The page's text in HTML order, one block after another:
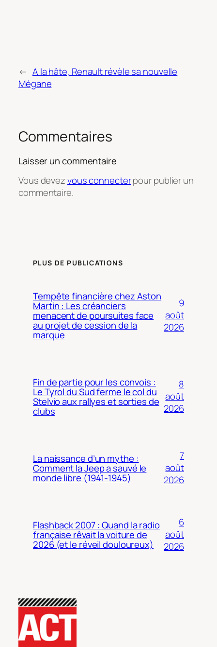
← A la hâte, Renault révèle sa nouvelle
Mégane
Commentaires
Laisser un commentaire
Vous devezvous connecterpour publier un
commentaire.
PLUS DE PUBLICATIONS
Tempête financière chez Aston
Martin : Les créanciers
menacent de poursuites face
au projet de cession de la
marque
9
août
2026
Fin de partie pour les convois :
Le Tyrol du Sud ferme le col du
Stelvio aux rallyes et sorties de
clubs
8
août
2026
La naissance d’un mythe :
Comment la Jeep a sauvé le
monde libre (1941-1945)
7
août
2026
Flashback 2007 : Quand la radio
française rêvait la voiture de
2026 (et le réveil douloureux)
6
août
2026